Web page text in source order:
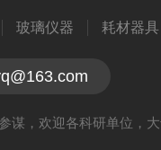
玻璃仪器 耗材器具
谋，欢迎各科研单位，